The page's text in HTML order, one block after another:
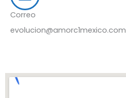
Correo
evolucion@amorc1mexico.com